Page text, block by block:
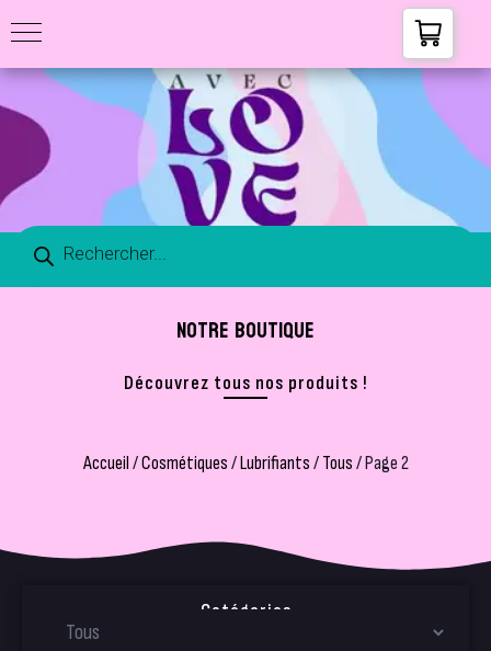
NOTRE BOUTIQUE
Découvrez tous nos produits !
Accueil/Cosmétiques/Lubrifiants/Tous/ Page 2
Catégories